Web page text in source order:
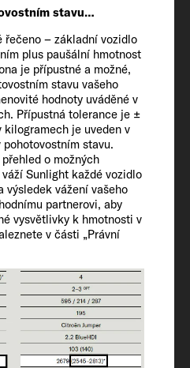
stavu…
– základní vozidlo
plus paušální hmotnost
je přípustné a možné,
stavu vašeho
hodnoty uváděné v
Přípustná tolerance je ±
kilogramech je uveden v
stavu.
o možných
Sunlight každé vozidlo
výsledek vážení vašeho
partnerovi, aby
vysvětlivky k hmotnosti v
v části „Právní
(včetně řidiče)